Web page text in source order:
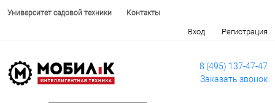
Университет садовой техники Контакты
Вход Регистрация
8 (495) 137-47-47
Заказать звонок